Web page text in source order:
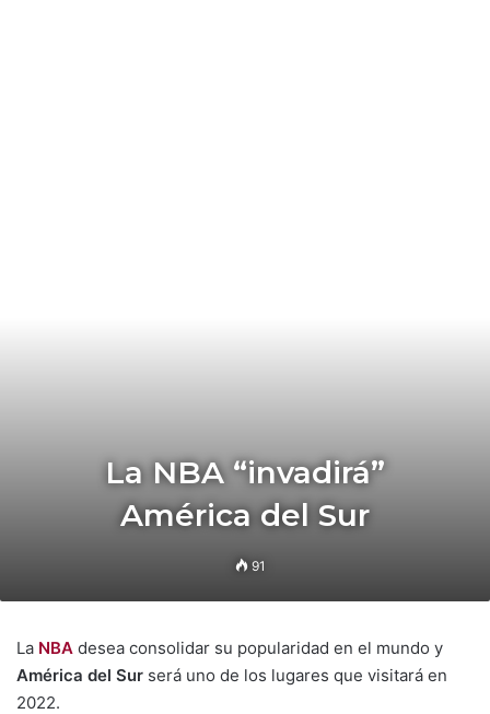
La NBA “invadirá”
América del Sur
91
La NBA desea consolidar su popularidad en el mundo y
América del Sur será uno de los lugares que visitará en
2022.